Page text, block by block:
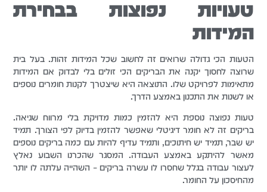
טעויות נפוצות בבחירת
המידות
הטעות הכי גדולה שרואים זה לחשוב שכל המידות זהות. בעל בית
שרוצה לחסוך יקנה את הבריקים הכי זולים בלי לבדוק אם המידות
מתאימות לפרויקט שלו. התוצאה היא שיצטרך לקנות חומרים נוספים
או לשנות את התכנון באמצע הדרך.
טעות נפוצה נוספת היא להזמין כמות מדויקת בלי מרווח שגיאה.
בריקים זה לא חומר דיגיטלי שאפשר להזמין בדיוק לפי הצורך. תמיד
יש שבר, תמיד יש חיתוכים, ותמיד עדיף להיות עם כמה בריקים נוספים
מאשר להיתקע באמצע העבודה. המסגר שהכרנו השבוע נאלץ
לעצור עבודה בגלל שחסרו לו עשרה בריקים – השהייה עלתה לו יותר
מהחיסכון על החומר.